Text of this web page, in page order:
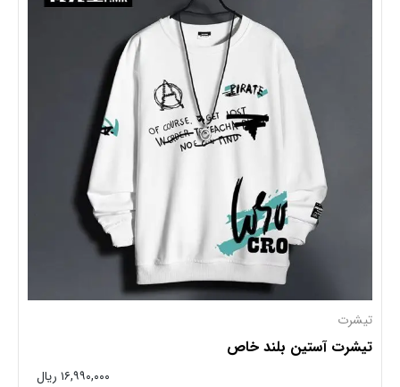
تیشرت
تیشرت آستین بلند خاص
۱۶,۹۹۰,۰۰۰ ریال